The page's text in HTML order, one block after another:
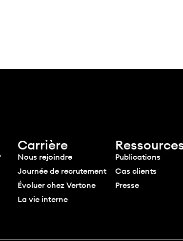
Carrière
Nous rejoindre
Journée de recrutement
Évoluer chez Vertone
La vie interne
Publications
Cas clients
Presse